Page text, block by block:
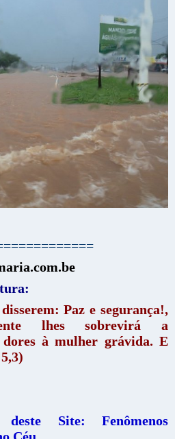
Paz e segurança!,
lhes sobrevirá a
dores à mulher grávida. E
Site: Fenômenos
Céu